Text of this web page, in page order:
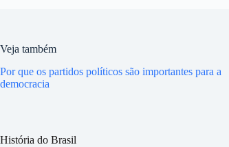
Veja também
Por que os partidos políticos são importantes para a
democracia
História do Brasil